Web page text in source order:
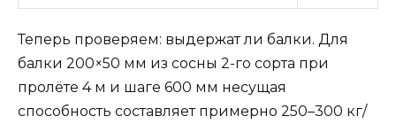
Теперь проверяем: выдержат ли балки. Для
балки 200×50 мм из сосны 2-го сорта при
пролёте 4 м и шаге 600 мм несущая
способность составляет примерно 250–300 кг/